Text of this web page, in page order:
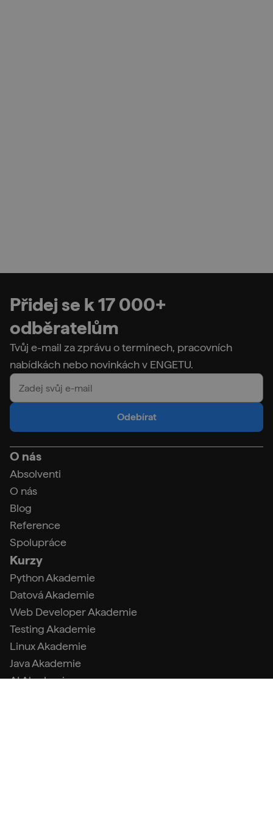
Přidej se k 17 000+
odběratelům
Tvůj e-mail za zprávu o termínech, pracovních
nabídkách nebo novinkách v ENGETU.
Odebírat
O nás
Absolventi
O nás
Blog
Reference
Spolupráce
Kurzy
Python Akademie
Datová Akademie
Web Developer Akademie
Testing Akademie
Linux Akademie
Java Akademie
AI Akademie